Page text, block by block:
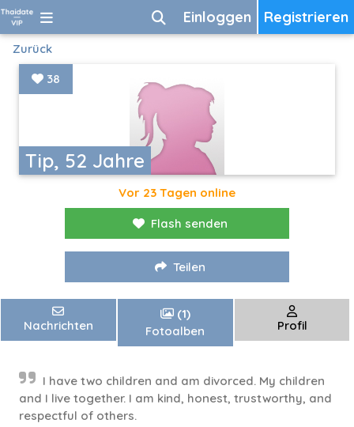
Registrieren
Einloggen
Zurück
Tip, 52 Jahre
38
Vor 23 Tagen online
Flash senden
Teilen
Nachrichten
(1)
Fotoalben
Profil
I have two children and am divorced. My children
and I live together. I am kind, honest, trustworthy, and
respectful of others.